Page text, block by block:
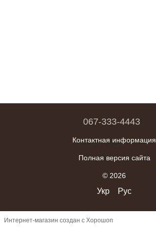
067-333-4443
Контактная информация
Полная версия сайта
© 2026
Укр Рус
Интернет-магазин создан с Хорошоп